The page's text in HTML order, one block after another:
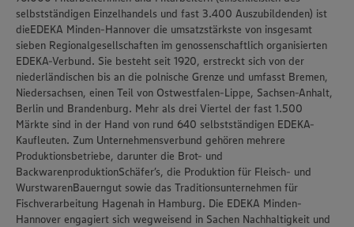
selbstständigen Einzelhandels und fast 3.400 Auszubildenden) ist
dieEDEKA Minden-Hannover die umsatzstärkste von insgesamt
sieben Regionalgesellschaften im genossenschaftlich organisierten
EDEKA-Verbund. Sie besteht seit 1920, erstreckt sich von der
niederländischen bis an die polnische Grenze und umfasst Bremen,
Niedersachsen, einen Teil von Ostwestfalen-Lippe, Sachsen-Anhalt,
Berlin und Brandenburg. Mehr als drei Viertel der fast 1.500
Märkte sind in der Hand von rund 640 selbstständigen EDEKA-
Kaufleuten. Zum Unternehmensverbund gehören mehrere
Produktionsbetriebe, darunter die Brot- und
BackwarenproduktionSchäfer’s, die Produktion für Fleisch- und
WurstwarenBauerngut sowie das Traditionsunternehmen für
Fischverarbeitung Hagenah in Hamburg. Die EDEKA Minden-
Hannover engagiert sich wegweisend in Sachen Nachhaltigkeit und